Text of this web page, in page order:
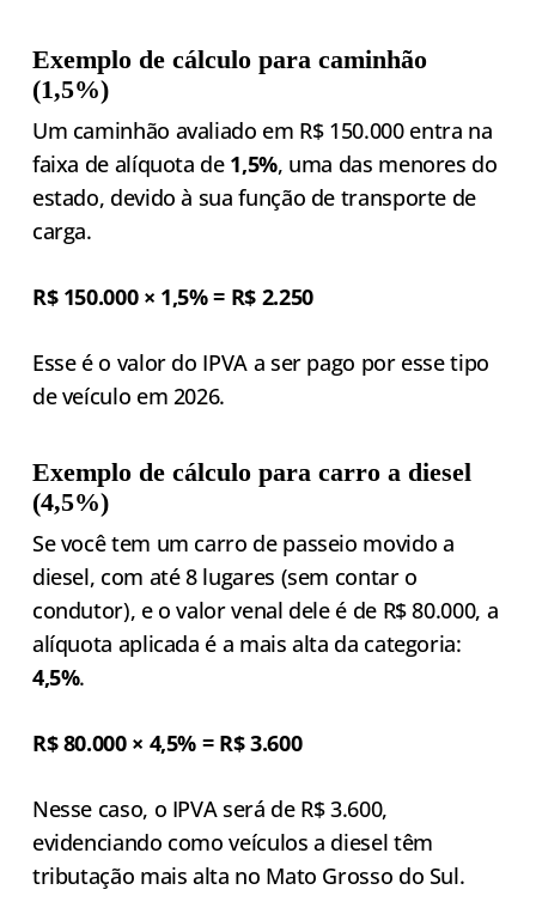
Exemplo de cálculo para caminhão
(1,5%)
Um caminhão avaliado em R$ 150.000 entra na
faixa de alíquota de 1,5%, uma das menores do
estado, devido à sua função de transporte de
carga.
R$ 150.000 × 1,5% = R$ 2.250
Esse é o valor do IPVA a ser pago por esse tipo
de veículo em 2026.
Exemplo de cálculo para carro a diesel
(4,5%)
Se você tem um carro de passeio movido a
diesel, com até 8 lugares (sem contar o
condutor), e o valor venal dele é de R$ 80.000, a
alíquota aplicada é a mais alta da categoria:
4,5%.
R$ 80.000 × 4,5% = R$ 3.600
Nesse caso, o IPVA será de R$ 3.600,
evidenciando como veículos a diesel têm
tributação mais alta no Mato Grosso do Sul.